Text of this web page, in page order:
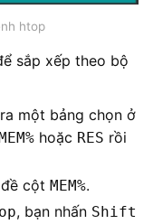
htop
sắp xếp theo bộ
một bảng chọn ở
hoặc RES rồi
cột MEM%.
, bạn nhấn Shift